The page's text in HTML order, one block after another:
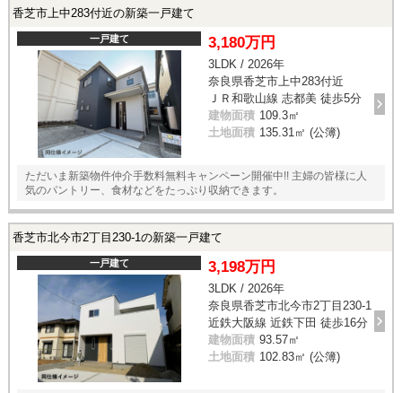
香芝市上中283付近の新築一戸建て
一戸建て 3,180万円
3LDK / 2026年
奈良県香芝市上中283付近
ＪＲ和歌山線 志都美 徒歩5分
建物面積 109.3㎡
土地面積 135.31㎡ (公簿)
ただいま新築物件仲介手数料無料キャンペーン開催中!! 主婦の皆様に人
気のパントリー、食材などをたっぷり収納できます。
香芝市北今市2丁目230-1の新築一戸建て
一戸建て 3,198万円
3LDK / 2026年
奈良県香芝市北今市2丁目230-1
近鉄大阪線 近鉄下田 徒歩16分
建物面積 93.57㎡
土地面積 102.83㎡ (公簿)